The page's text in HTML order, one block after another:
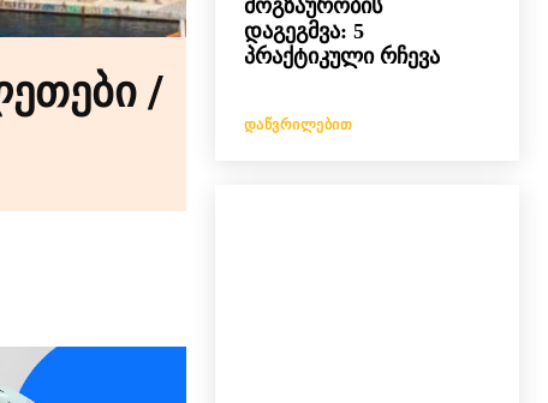
/
მოგზაურობის
დაგეგმვა: 5
პრაქტიკული რჩევა
ᲓᲐᲬᲕᲠᲘᲚᲔᲑᲘᲗ